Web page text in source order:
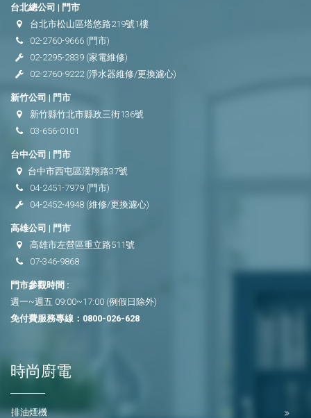
台北總公司 | 門市
台北市松山區塔悠路219號1樓
02-2760-9666 (門市)
02-2295-2839 (家電維修)
02-2760-9222(淨水器維修/更換濾心)
新竹公司 | 門市
新竹縣竹北市縣政三街136號
03-656-0101
台中公司 | 門市
台中市西屯區漢翔路37號
04-2451-7979 (門市)
04-2452-4948 (維修/更換濾心)
高雄公司 | 門市
高雄市左營區重立路511號
07-346-9868
門市參觀時間 :
週一~週五 09:00~17:00 (例假日除外)
免付費服務專線： 0800-026-628
時尚廚電
排油煙機